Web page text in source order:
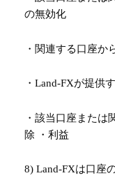
の無効化
・関連する口座か
・Land-FXが提供
・該当口座または
除 ・利益
8) Land-FXは口座